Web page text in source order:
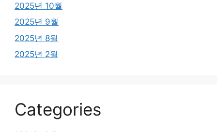
2025년 10월
2025년 9월
2025년 8월
2025년 2월
Categories